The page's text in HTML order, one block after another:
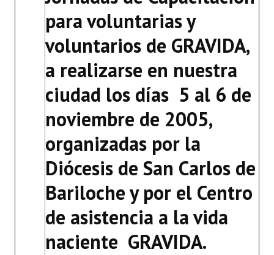
para voluntarias y
voluntarios de GRAVIDA,
a realizarse en nuestra
ciudad los días 5 al 6 de
noviembre de 2005,
organizadas por la
Diócesis de San Carlos de
Bariloche y por el Centro
de asistencia a la vida
naciente  GRAVIDA.